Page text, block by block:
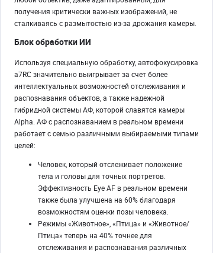
получения критически важных изображений, не
сталкиваясь с размытостью из-за дрожания камеры.
Блок обработки ИИ
Используя специальную обработку, автофокусировка
a7RC значительно выигрывает за счет более
интеллектуальных возможностей отслеживания и
распознавания объектов, а также надежной
гибридной системы АФ, которой славятся камеры
Alpha. АФ с распознаванием в реальном времени
работает с семью различными выбираемыми типами
целей:
Человек, который отслеживает положение
тела и головы для точных портретов.
Эффективность Eye AF в реальном времени
также была улучшена на 60% благодаря
возможностям оценки позы человека.
Режимы «Животное», «Птица» и «Животное/
Птица» теперь на 40% точнее для
отслеживания и распознавания различных